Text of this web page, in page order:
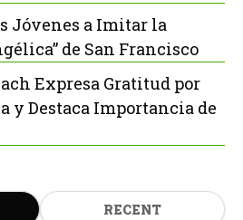
Jóvenes a Imitar la
de San Francisco
Expresa Gratitud por
y Destaca Importancia de
RECENT